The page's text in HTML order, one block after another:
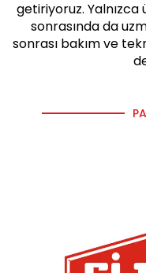
getiriyoruz. Yalnızca
sonrasında da
sonrası bakım ve